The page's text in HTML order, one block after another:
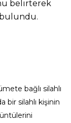
belirterek
bağlı silahlı
bir silahlı kişinin